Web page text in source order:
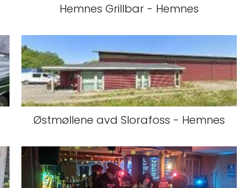
Hemnes Grillbar - Hemnes
Østmøllene avd Slorafoss - Hemnes